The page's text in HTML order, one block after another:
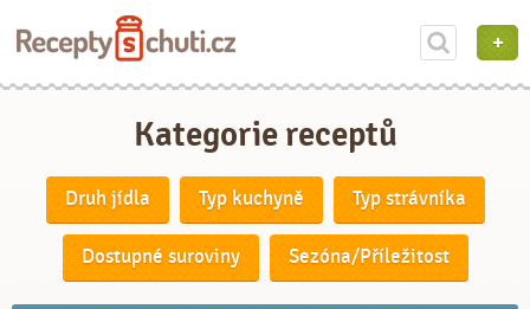
Kategorie receptů
Druh jídla Typ kuchyně Typ strávníka
Dostupné suroviny Sezóna/Příležitost